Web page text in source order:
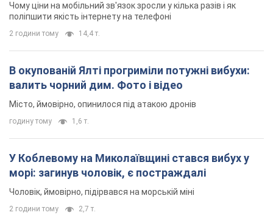
Чому ціни на мобільний зв'язок зросли у кілька разів і як
поліпшити якість інтернету на телефоні
2 години тому 14,4 т.
В окупованій Ялті прогриміли потужні вибухи:
валить чорний дим. Фото і відео
Місто, ймовірно, опинилося під атакою дронів
годину тому 1,6 т.
У Коблевому на Миколаївщині стався вибух у
морі: загинув чоловік, є постраждалі
Чоловік, ймовірно, підірвався на морській міні
2 години тому 2,7 т.